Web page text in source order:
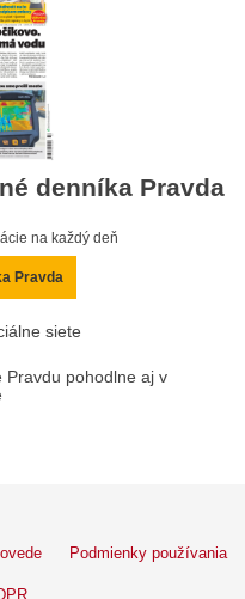
denníka Pravda
na každý deň
Pravda
siete
Pravdu pohodlne aj v
Podmienky používania